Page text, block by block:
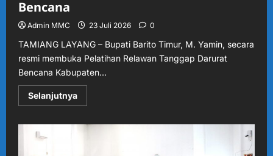
Bencana
Admin MMC 23 Juli 2026 0
TAMIANG LAYANG – Bupati Barito Timur, M. Yamin, secara
resmi membuka Pelatihan Relawan Tanggap Darurat
Bencana Kabupaten...
SelanjutnyaRead
more
M.